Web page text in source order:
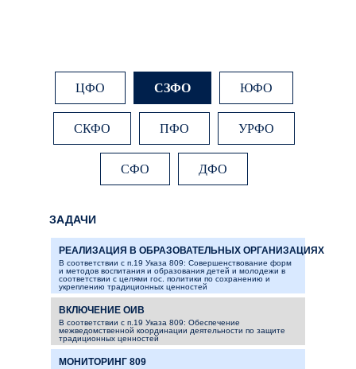
ЦФО СЗФО ЮФО
СКФО ПФО УРФО
СФО ДФО
ЗАДАЧИ
В соответствии с п.19 Указа 809: Совершенствование форм
и методов воспитания и образования детей и молодежи в
соответствии с целями гос. политики по сохранению и
укреплению традиционных ценностей
РЕАЛИЗАЦИЯ В ОБРАЗОВАТЕЛЬНЫХ ОРГАНИЗАЦИЯХ
МОНИТОРИНГ 809
В соответствии с п.19 Указа 809: Обеспечение
межведомственной координации деятельности по защите
традиционных ценностей
ВКЛЮЧЕНИЕ ОИВ